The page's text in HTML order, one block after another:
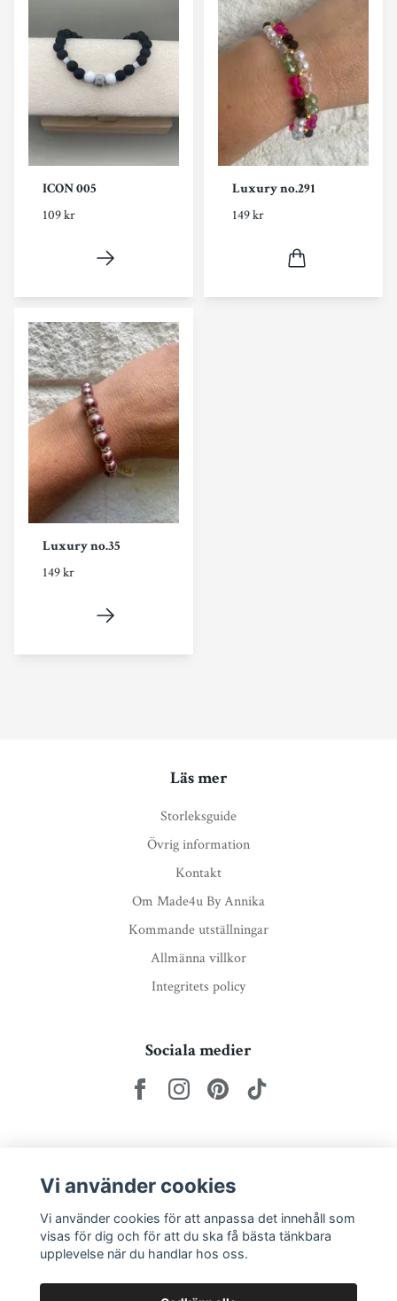
ICON 005
109 kr
Luxury no.291
149 kr
Luxury no.35
149 kr
Läs mer
Storleksguide
Övrig information
Kontakt
Om Made4u By Annika
Kommande utställningar
Allmänna villkor
Integritets policy
Sociala medier
Prenumerera
Vi använder cookies
Vi använder cookies för att anpassa det innehåll som
visas för dig och för att du ska få bästa tänkbara
upplevelse när du handlar hos oss.